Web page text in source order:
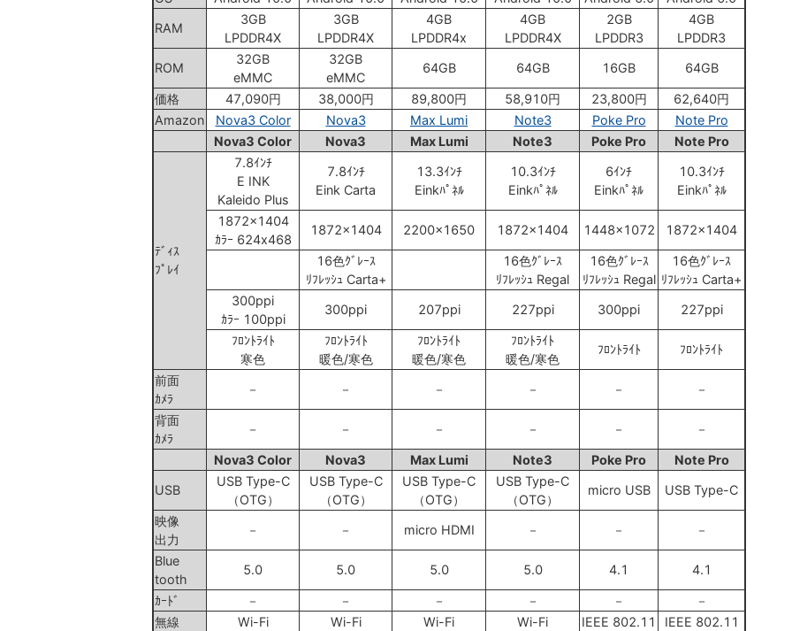
RAM
3GB
LPDDR4X
3GB
LPDDR4X
4GB
LPDDR4x
4GB
LPDDR4X
2GB
LPDDR3
4GB
LPDDR3
ROM
32GB
eMMC
32GB
eMMC
64GB 64GB 16GB 64GB
価格 47,090円 38,000円 89,800円 58,910円 23,800円
62,640円
Amazon
Nova3 Color Nova3 Max Lumi Note3 Poke Pro
Note Pro
Nova3 Color
Nova3 Max Lumi Note3 Poke Pro Note Pro
ﾃﾞｨｽ
ﾌﾟﾚｲ
7.8ｲﾝﾁ
E INK
Kaleido Plus
7.8ｲﾝﾁ
Eink Carta
13.3ｲﾝﾁ
Einkﾊﾟﾈﾙ
10.3ｲﾝﾁ
Einkﾊﾟﾈﾙ
6ｲﾝﾁ
Einkﾊﾟﾈﾙ
10.3ｲﾝﾁ
Einkﾊﾟﾈﾙ
1872x1404
ｶﾗｰ 624x468
1872x1404 2200x1650 1872x1404 1448x1072 1872x1404
16色ｸﾞﾚｰｽ
ﾘﾌﾚｯｼｭ Carta+
16色ｸﾞﾚｰｽ
ﾘﾌﾚｯｼｭ Regal
16色ｸﾞﾚｰｽ
ﾘﾌﾚｯｼｭ Regal
16色ｸﾞﾚｰｽ
ﾘﾌﾚｯｼｭ Carta+
300ppi
ｶﾗｰ 100ppi
300ppi 207ppi 227ppi 300ppi 227ppi
ﾌﾛﾝﾄﾗｲﾄ
寒色
ﾌﾛﾝﾄﾗｲﾄ
暖色/寒色
ﾌﾛﾝﾄﾗｲﾄ
暖色/寒色
ﾌﾛﾝﾄﾗｲﾄ
暖色/寒色
ﾌﾛﾝﾄﾗｲﾄ ﾌﾛﾝﾄﾗｲﾄ
前面
ｶﾒﾗ
－ － － － － －
背面
ｶﾒﾗ
－ － － － － －
Nova3 Color Nova3 Max Lumi Note3 Poke Pro
Note Pro
USB
USB Type-C
（OTG）
USB Type-C
（OTG）
USB Type-C
（OTG）
USB Type-C
（OTG）
micro USB USB Type-C
映像
出力
－ － micro HDMI － － －
Blue
tooth
5.0 5.0 5.0 5.0 4.1 4.1
ｶｰﾄﾞ － － － － －
－
無線
Wi-Fi Wi-Fi Wi-Fi Wi-Fi IEEE 802.11 IEEE 802.11